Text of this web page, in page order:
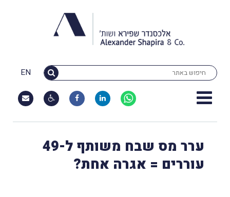
EN
ערר מס שבח משותף ל-49
עוררים = אגרה אחת?